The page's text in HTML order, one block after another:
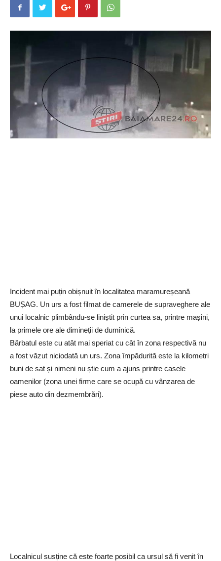
Incident mai puțin obișnuit în localitatea maramureșeană
BUȘAG. Un urs a fost filmat de camerele de supraveghere ale
unui localnic plimbându-se liniștit prin curtea sa, printre mașini,
la primele ore ale dimineții de duminică.
Bărbatul este cu atât mai speriat cu cât în zona respectivă nu
a fost văzut niciodată un urs. Zona împădurită este la kilometri
buni de sat și nimeni nu știe cum a ajuns printre casele
oamenilor (zona unei firme care se ocupă cu vânzarea de
piese auto din dezmembrări).
Localnicul susține că este foarte posibil ca ursul să fi venit în